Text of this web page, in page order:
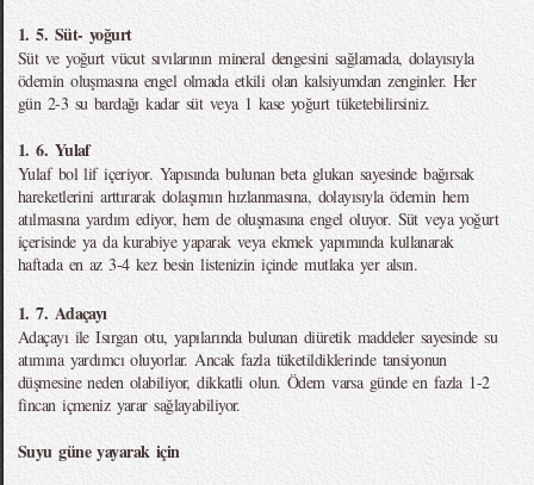
1. 5. Süt- yoğurt
Süt ve yoğurt vücut sıvılarının mineral dengesini sağlamada, dolayısıyla
ödemin oluşmasına engel olmada etkili olan kalsiyumdan zenginler. Her
gün 2-3 su bardağı kadar süt veya 1 kase yoğurt tüketebilirsiniz.
1. 6. Yulaf
Yulaf bol lif içeriyor. Yapısında bulunan beta glukan sayesinde bağırsak
hareketlerini arttırarak dolaşımın hızlanmasına, dolayısıyla ödemin hem
atılmasına yardım ediyor, hem de oluşmasına engel oluyor. Süt veya yoğurt
içerisinde ya da kurabiye yaparak veya ekmek yapımında kullanarak
haftada en az 3-4 kez besin listenizin içinde mutlaka yer alsın.
1. 7. Adaçayı
Adaçayı ile Isırgan otu, yapılarında bulunan diüretik maddeler sayesinde su
atımına yardımcı oluyorlar. Ancak fazla tüketildiklerinde tansiyonun
düşmesine neden olabiliyor, dikkatli olun. Ödem varsa günde en fazla 1-2
fincan içmeniz yarar sağlayabiliyor.
Suyu güne yayarak için